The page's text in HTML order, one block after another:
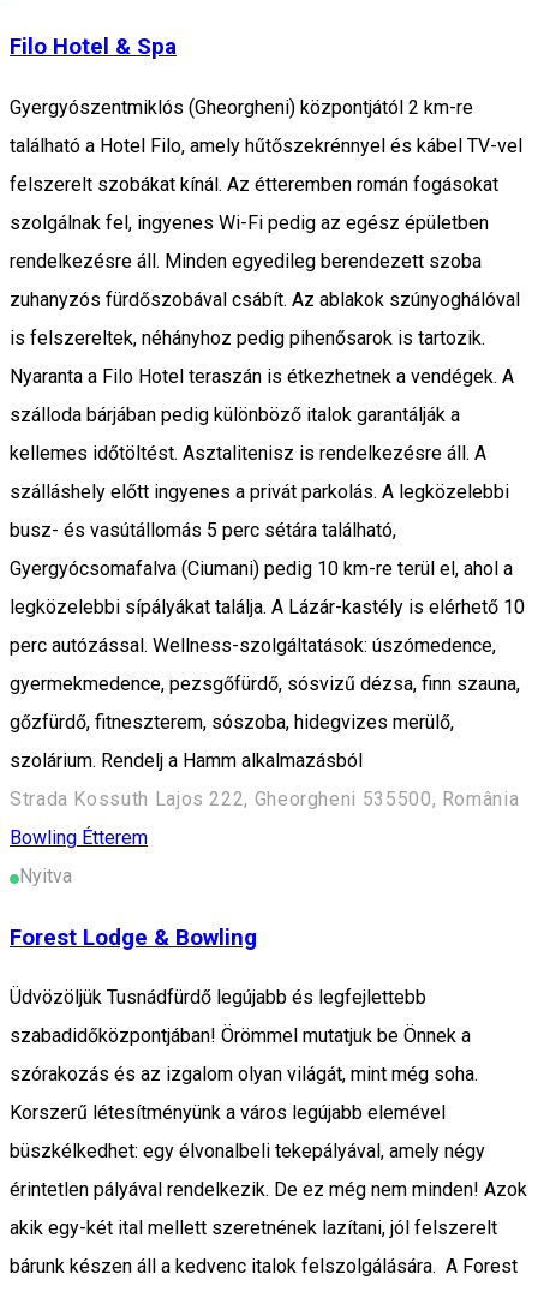
Filo Hotel & Spa
Gyergyószentmiklós (Gheorgheni) központjától 2 km-re
található a Hotel Filo, amely hűtőszekrénnyel és kábel TV-vel
felszerelt szobákat kínál. Az étteremben román fogásokat
szolgálnak fel, ingyenes Wi-Fi pedig az egész épületben
rendelkezésre áll. Minden egyedileg berendezett szoba
zuhanyzós fürdőszobával csábít. Az ablakok szúnyoghálóval
is felszereltek, néhányhoz pedig pihenősarok is tartozik.
Nyaranta a Filo Hotel teraszán is étkezhetnek a vendégek. A
szálloda bárjában pedig különböző italok garantálják a
kellemes időtöltést. Asztalitenisz is rendelkezésre áll. A
szálláshely előtt ingyenes a privát parkolás. A legközelebbi
busz- és vasútállomás 5 perc sétára található,
Gyergyócsomafalva (Ciumani) pedig 10 km-re terül el, ahol a
legközelebbi sípályákat találja. A Lázár-kastély is elérhető 10
perc autózással. Wellness-szolgáltatások: úszómedence,
gyermekmedence, pezsgőfürdő, sósvizű dézsa, finn szauna,
gőzfürdő, fitneszterem, sószoba, hidegvizes merülő,
szolárium. Rendelj a Hamm alkalmazásból
Strada Kossuth Lajos 222, Gheorgheni 535500, România
Bowling Étterem
Nyitva
Forest Lodge & Bowling
Üdvözöljük Tusnádfürdő legújabb és legfejlettebb
szabadidőközpontjában! Örömmel mutatjuk be Önnek a
szórakozás és az izgalom olyan világát, mint még soha.
Korszerű létesítményünk a város legújabb elemével
büszkélkedhet: egy élvonalbeli tekepályával, amely négy
érintetlen pályával rendelkezik. De ez még nem minden! Azok
akik egy-két ital mellett szeretnének lazítani, jól felszerelt
bárunk készen áll a kedvenc italok felszolgálására. A Forest